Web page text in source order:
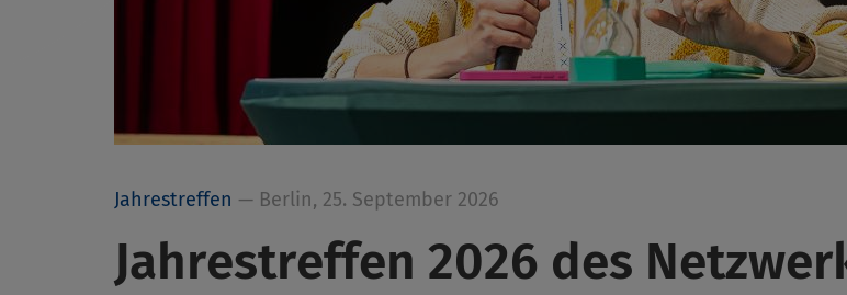
Jahrestreffen — Berlin, 25. September 2026
Jahrestreffen 2026 des